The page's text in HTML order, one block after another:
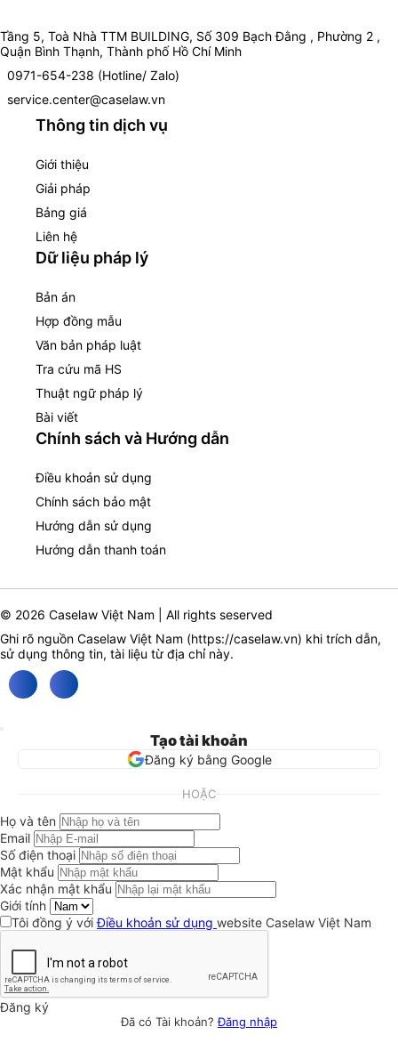
Tầng 5, Toà Nhà TTM BUILDING, Số 309 Bạch Đằng , Phường 2 ,
Quận Bình Thạnh, Thành phố Hồ Chí Minh
0971-654-238 (Hotline/ Zalo)
service.center@caselaw.vn
Thông tin dịch vụ
Giới thiệu
Giải pháp
Bảng giá
Liên hệ
Dữ liệu pháp lý
Bản án
Hợp đồng mẫu
Văn bản pháp luật
Tra cứu mã HS
Thuật ngữ pháp lý
Bài viết
Chính sách và Hướng dẫn
Điều khoản sử dụng
Chính sách bảo mật
Hướng dẫn sử dụng
Hướng dẫn thanh toán
© 2026 Caselaw Việt Nam | All rights seserved
Ghi rõ nguồn Caselaw Việt Nam (https://caselaw.vn) khi trích dẫn,
sử dụng thông tin, tài liệu từ địa chỉ này.
Tạo tài khoản
Đăng ký bằng Google
HOẶC
Họ và tên
Email
Số điện thoại
Mật khẩu
Xác nhận mật khẩu
Giới tính
Tôi đồng ý vớiĐiều khoản sử dụng website Caselaw Việt Nam
Đăng ký
Đã có Tài khoản?Đăng nhập